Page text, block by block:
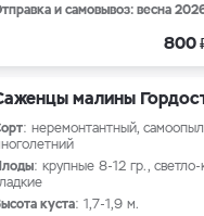
и самовывоз: весна
800
малины
: неремонтантный,
: крупные 8-12 гр.,
куста: 1,7-1,9 м.